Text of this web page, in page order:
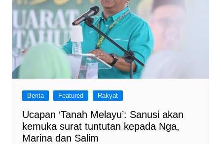
Berita Featured Rakyat
Ucapan ‘Tanah Melayu’: Sanusi akan
kemuka surat tuntutan kepada Nga,
Marina dan Salim